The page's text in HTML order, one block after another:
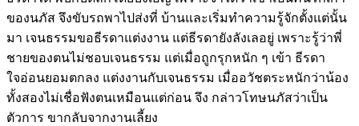
ของนภัส จึงขับรถพาไปส่งที่ บ้านและเริ่มทำความรู้จักตั้งแต่นั้น
มา เจนธรรมขอธีรดาแต่งงาน แต่ธีรดายังลังเลอยู่ เพราะรู้ว่าพี่
ชายของตนไม่ชอบเจนธรรม แต่เมื่อถูกรุกหนัก ๆ เข้า ธีรดา
ใจอ่อนยอมตกลง แต่งงานกับเจนธรรม เมื่ออวัชตระหนักว่าน้อง
ทั้งสองไม่เชื่อฟังตนเหมือนแต่ก่อน จึง กล่าวโทษนภัสว่าเป็น
ตัวการ ขากลับจากงานเลี้ยง